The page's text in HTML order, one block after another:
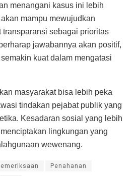
menangani kasus ini lebih
mampu mewujudkan
transparansi sebagai prioritas
jawabannya akan positif,
kuat dalam mengatasi
masyarakat bisa lebih peka
tindakan pejabat publik yang
Kesadaran sosial yang lebih
lingkungan yang
wewenang.
Penahanan